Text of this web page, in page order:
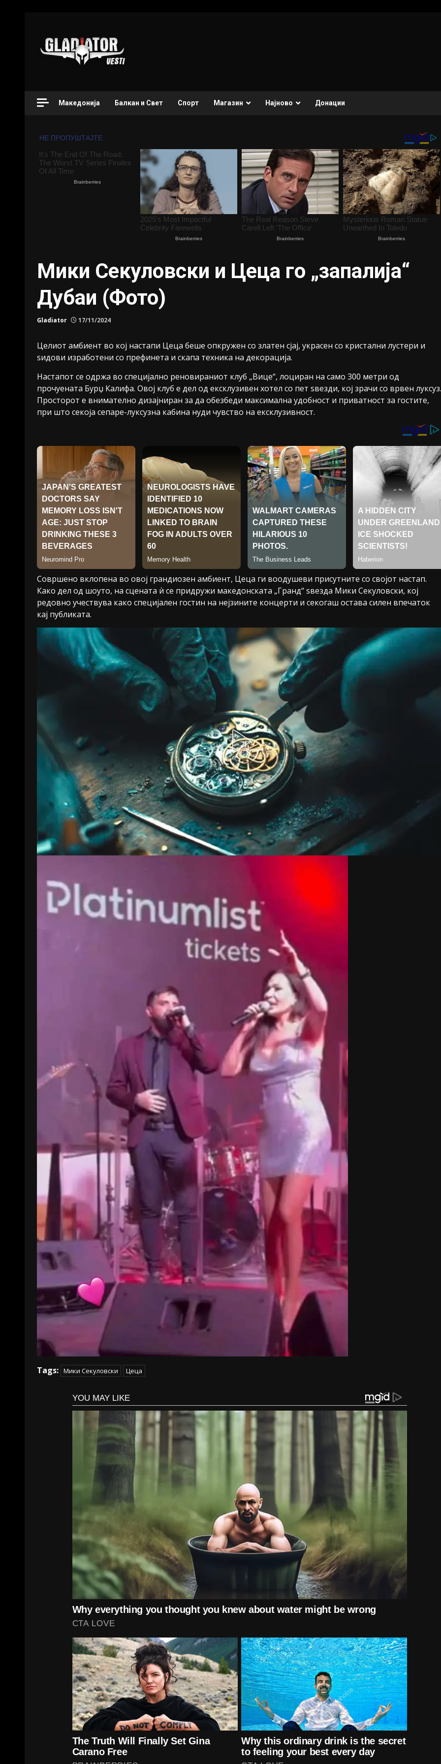
Македонија Балкан и Свет Спорт Магазин Најново Донации
Мики Секуловски и Цеца го „запалија“
Дубаи (Фото)
Gladiator 17/11/2024
Целиот амбиент во кој настапи Цеца беше опкружен со златен сјај, украсен со кристални лустери и
ѕидови изработени со префинета и скапа техника на декорација.
Настапот се одржа во специјално реновираниот клуб „Вице“, лоциран на само 300 метри од
прочуената Бурџ Калифа. Овој клуб е дел од ексклузивен хотел со пет ѕвезди, кој зрачи со врвен луксуз.
Просторот е внимателно дизајниран за да обезбеди максимална удобност и приватност за гостите,
при што секоја сепаре-луксузна кабина нуди чувство на ексклузивност.
Совршено вклопена во овој грандиозен амбиент, Цеца ги воодушеви присутните со својот настап.
Како дел од шоуто, на сцената ѝ се придружи македонската „Гранд“ ѕвезда Мики Секуловски, кој
редовно учествува како специјален гостин на нејзините концерти и секогаш остава силен впечаток
кај публиката.
Tags: Мики Секуловски Цеца